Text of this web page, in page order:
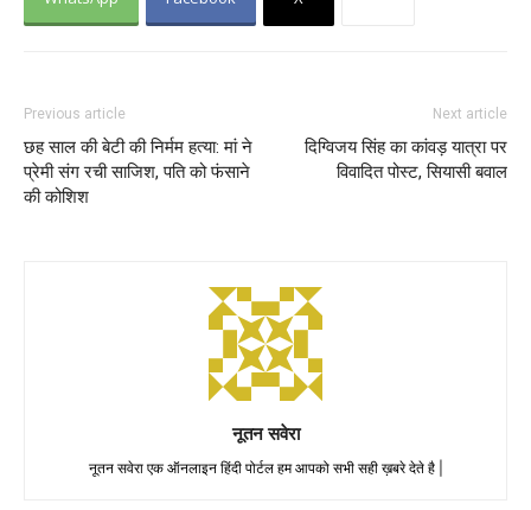
Previous article
छह साल की बेटी की निर्मम हत्या: मां ने
प्रेमी संग रची साजिश, पति को फंसाने
की कोशिश
Next article
दिग्विजय सिंह का कांवड़ यात्रा पर
विवादित पोस्ट, सियासी बवाल
नूतन सवेरा
नूतन सवेरा एक ऑनलाइन हिंदी पोर्टल हम आपको सभी सही ख़बरे देते है |